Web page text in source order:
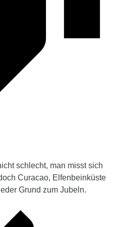
schlecht, man misst sich
Curacao, Elfenbeinküste
Grund zum Jubeln.